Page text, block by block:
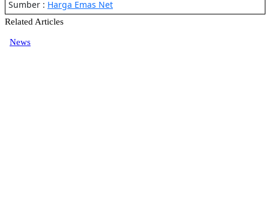
Related Articles
News